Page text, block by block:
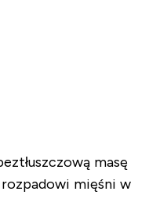
masę
mięśni w